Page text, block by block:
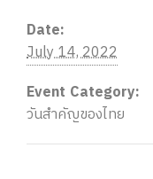
Date:
July 14, 2022
Event Category:
วันสำคัญของไทย